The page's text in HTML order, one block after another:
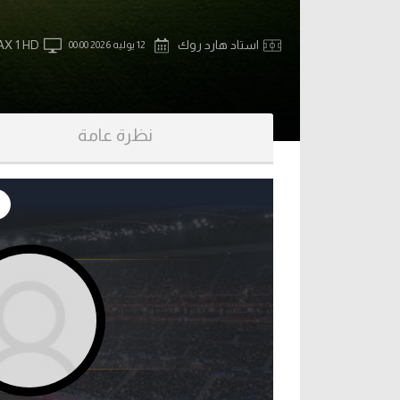
استاد هارد روك 12 يوليه 2026 00:00 1 HD
نظرة عامة